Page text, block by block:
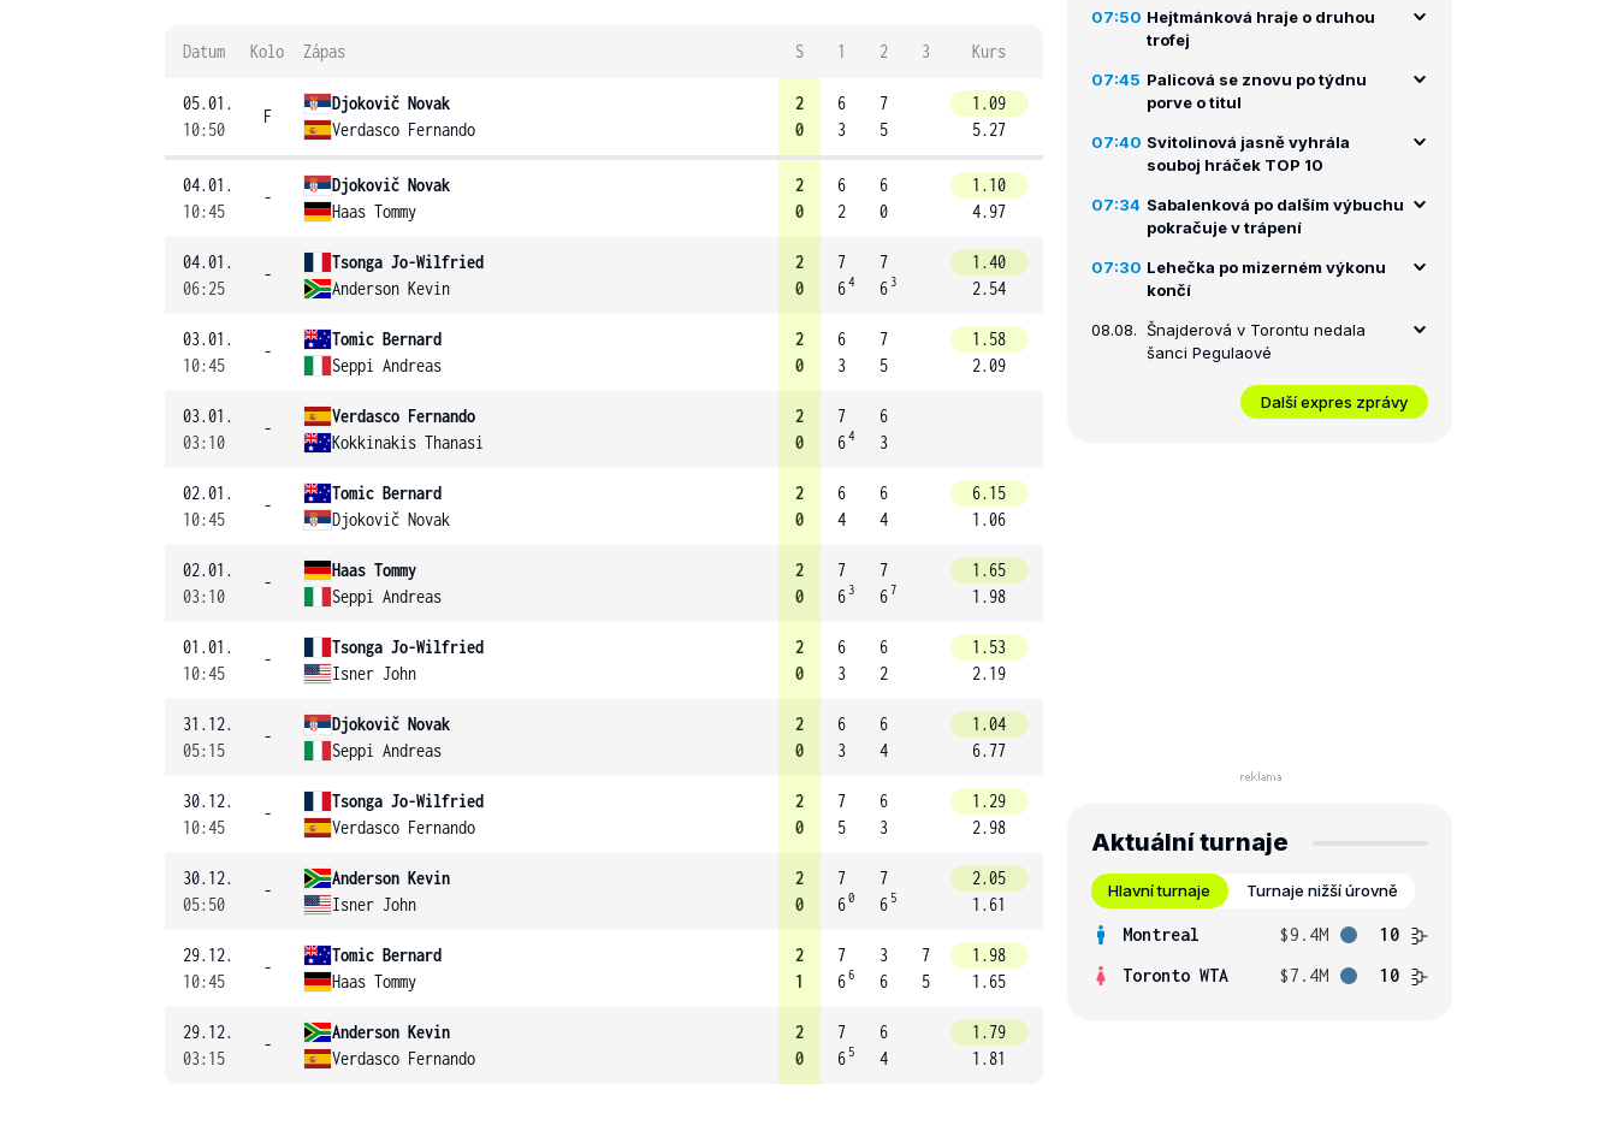
Datum Kolo Zápas S 1 2 3 Kurs
05.01.
10:50
F
Djokovič Novak
Verdasco Fernando
2
0
6
3
7
5
1.09
5.27
04.01.
10:45
-
Djokovič Novak
Haas Tommy
2
0
6
2
6
0
1.10
4.97
04.01.
06:25
-
Tsonga Jo-Wilfried
Anderson Kevin
2
0
7
64
7
6 3
1.40
2.54
03.01.
10:45
-
Tomic Bernard
Seppi Andreas
2
0
6
3
7
5
1.58
2.09
03.01.
03:10
-
Verdasco Fernando
Kokkinakis Thanasi
2
0
7
64
6
3
02.01.
10:45
-
Tomic Bernard
Djokovič Novak
2
0
6
4
6
4
6.15
1.06
02.01.
03:10
-
Haas Tommy
Seppi Andreas
2
0
7
6 3
7
67
1.65
1.98
01.01.
10:45
-
Tsonga Jo-Wilfried
Isner John
2
0
6
3
6
2
1.53
2.19
31.12.
05:15
-
Djokovič Novak
Seppi Andreas
2
0
6
3
6
4
1.04
6.77
30.12.
10:45
-
Tsonga Jo-Wilfried
Verdasco Fernando
2
0
7
5
6
3
1.29
2.98
30.12.
05:50
-
Anderson Kevin
Isner John
2
0
7
60
7
6 5
2.05
1.61
29.12.
10:45
-
Tomic Bernard
Haas Tommy
2
1
7
66
3
6
7
5
1.98
1.65
29.12.
03:15
-
Anderson Kevin
Verdasco Fernando
2
0
7
6 5
6
4
1.79
1.81
07:50 Hejtmánková hraje o druhou
trofej
07:45 Palicová se znovu po týdnu
porve o titul
07:40 Svitolinová jasně vyhrála
souboj hráček TOP 10
07:34 Sabalenková po dalším výbuchu
pokračuje v trápení
07:30 Lehečka po mizerném výkonu
končí
08.08. Šnajderová v Torontu nedala
šanci Pegulaové
Další expres zprávy
Aktuální turnaje
Hlavní turnaje Turnaje nižší úrovně
Montreal $9.4M
10
Toronto WTA
$7.4M 10